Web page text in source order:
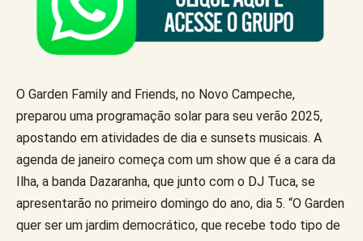
O Garden Family and Friends, no Novo Campeche,
preparou uma programação solar para seu verão 2025,
apostando em atividades de dia e sunsets musicais. A
agenda de janeiro começa com um show que é a cara da
Ilha, a banda Dazaranha, que junto com o DJ Tuca, se
apresentarão no primeiro domingo do ano, dia 5. “O Garden
quer ser um jardim democrático, que recebe todo tipo de